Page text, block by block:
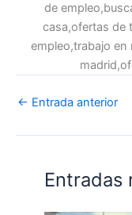
de
casa,ofertas de
empleo,trabajo en
← Entrada anterior
Entradas